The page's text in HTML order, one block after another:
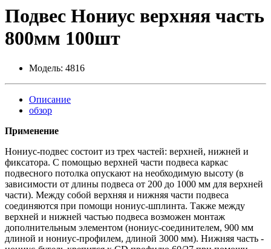
Подвес Нониус верхняя часть
800мм 100шт
Модель: 4816
Описание
обзор
Применение
Нониус-подвес состоит из трех частей: верхней, нижней и
фиксатора. С помощью верхней части подвеса каркас
подвесного потолка опускают на необходимую высоту (в
зависимости от длины подвеса от 200 до 1000 мм для верхней
части). Между собой верхняя и нижняя части подвеса
соединяются при помощи нониус-шплинта. Также между
верхней и нижней частью подвеса возможен монтаж
дополнительным элементом (нониус-соединителем, 900 мм
длиной и нониус-профилем, длиной 3000 мм). Нижняя часть -